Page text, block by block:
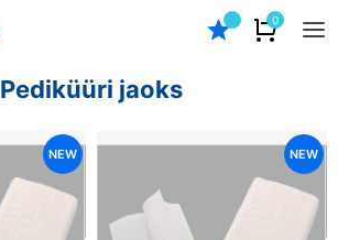
0
Pediküüri jaoks
NEW NEW